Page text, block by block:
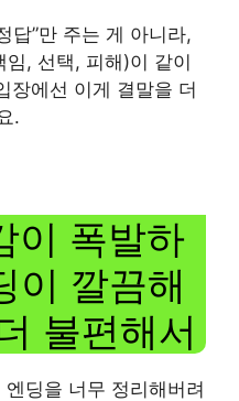
답”만 주는 게 아니라,
, 선택, 피해)이 같이
장에선 이게 결말을 더
.
이 폭발하
깔끔해
불편해서
딩을 너무 정리해버려